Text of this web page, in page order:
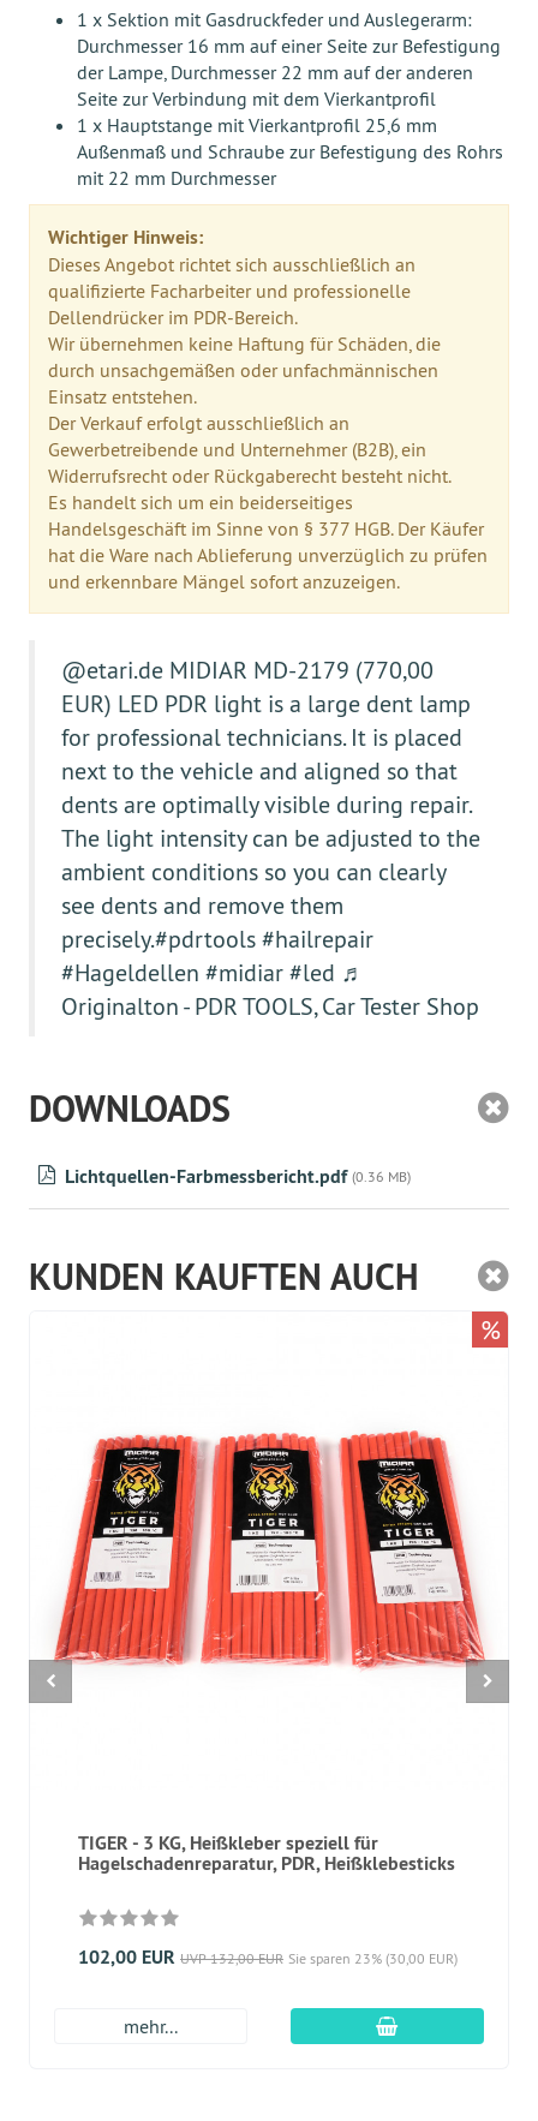
1 x Sektion mit Gasdruckfeder und Auslegerarm:
Durchmesser 16 mm auf einer Seite zur Befestigung
der Lampe, Durchmesser 22 mm auf der anderen
Seite zur Verbindung mit dem Vierkantprofil
1 x Hauptstange mit Vierkantprofil 25,6 mm
Außenmaß und Schraube zur Befestigung des Rohrs
mit 22 mm Durchmesser
Wichtiger Hinweis:
Dieses Angebot richtet sich ausschließlich an
qualifizierte Facharbeiter und professionelle
Dellendrücker im PDR-Bereich.
Wir übernehmen keine Haftung für Schäden, die
durch unsachgemäßen oder unfachmännischen
Einsatz entstehen.
Der Verkauf erfolgt ausschließlich an
Gewerbetreibende und Unternehmer (B2B), ein
Widerrufsrecht oder Rückgaberecht besteht nicht.
Es handelt sich um ein beiderseitiges
Handelsgeschäft im Sinne von § 377 HGB. Der Käufer
hat die Ware nach Ablieferung unverzüglich zu prüfen
und erkennbare Mängel sofort anzuzeigen.
@etari.de MIDIAR MD-2179 (770,00
EUR) LED PDR light is a large dent lamp
for professional technicians. It is placed
next to the vehicle and aligned so that
dents are optimally visible during repair.
The light intensity can be adjusted to the
ambient conditions so you can clearly
see dents and remove them
precisely.#pdrtools #hailrepair
#Hageldellen #midiar #led ♬
Originalton - PDR TOOLS, Car Tester Shop
DOWNLOADS
Lichtquellen-Farbmessbericht.pdf (0.36 MB)
KUNDEN KAUFTEN AUCH
TIGER - 3 KG, Heißkleber speziell für
Hagelschadenreparatur, PDR, Heißklebesticks
102,00 EUR UVP 132,00 EUR Sie sparen 23% (30,00 EUR)
mehr... In den
%